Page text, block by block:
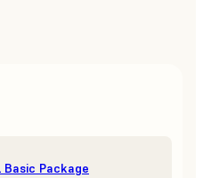
Basic Package